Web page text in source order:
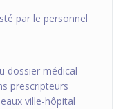
par le personnel
dossier médical
prescripteurs
ville-hôpital